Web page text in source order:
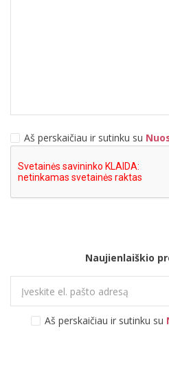
Aš perskaičiau ir sutinku su
Naujienlaiškio
Aš perskaičiau ir sutinku su